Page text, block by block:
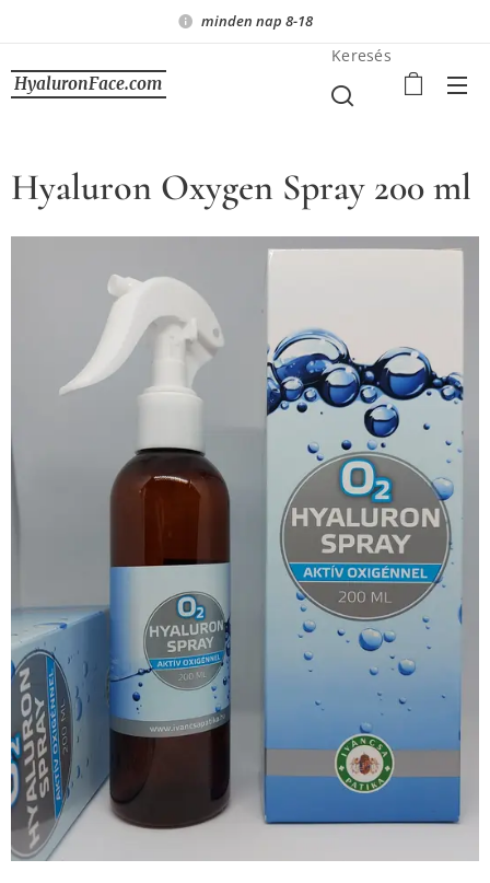
minden nap 8-18
HyaluronFace.com
Keresés
Hyaluron Oxygen Spray 200 ml